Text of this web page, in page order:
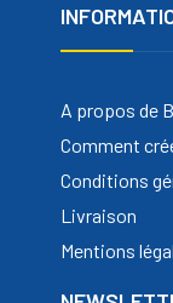
A propos de
Comment
Conditions
Livraison
Mentions